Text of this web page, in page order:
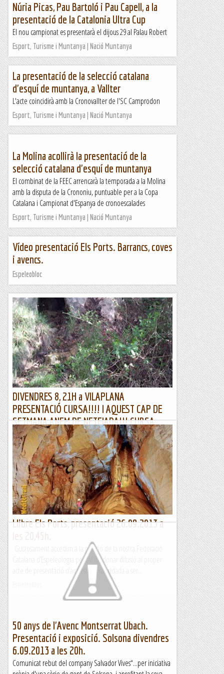
Núria Picas, Pau Bartoló i Pau Capell, a la
presentació de la Catalonia Ultra Cup
El nou campionat es presentarà el dijous 29 al Palau Robert
Esport, Turisme i Muntanya | Nació Muntanya
La presentació de la selecció catalana
d'esquí de muntanya, a Vallter
L'acte coincidirà amb la Cronovallter de l'SC Camprodon
Esport, Turisme i Muntanya | Nació Muntanya
La Molina acollirà la presentació de la
selecció catalana d'esquí de muntanya
El combinat de la FEEC arrencarà la temporada a la Molina
amb la disputa de la Crononiu, puntuable per a la Copa
Catalana i Campionat d'Espanya de cronoescalades
Esport, Turisme i Muntanya | Nació Muntanya
Vídeo presentació Els Ports. Barrancs, coves
i avencs.
Espeleobloc
DIVENDRES 8, 21H a VILAPLANA
PRESENTACIÓ CURSA!!!! I AQUEST CAP DE
SETMANA ANEM DE NETEJADA!!! CURSA
DELS CINGLES BEN NETA. APUNTA'T!!!
HOLA!!!!, aquest cap de setmana anem a
tope!!!!DIVENDRES, 20:55, CASA DE CULTURA DE VILAPLANA (al
costat del Casal),GRAN PRESENTACIÓ DE LA CURSA...
Obrint traça
Llibre Els Ports, presentació 26.09.2013 a
Gustosament accedim a la petició de la nostra Federació
Catalana d’Espeleologia per tal de donar difusió al proper
acte de presentació d’aquesta obra cridada a ser...
50 anys de l'Avenc Montserrat Ubach.
Presentació i exposició. Solsona divendres
6.09.2013 a les 20h.
Comunicat rebut del company Salvador Vives“...per iniciativa